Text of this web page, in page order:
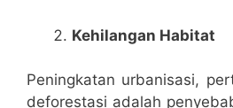
Kehilangan Habitat
Peningkatan urbanisasi,
deforestasi adalah